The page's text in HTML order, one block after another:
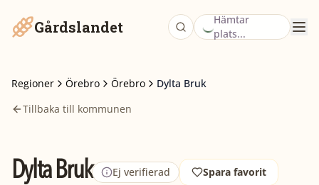
Gårdslandet
Hämtar
plats...
Regioner Örebro Örebro
Dylta Bruk
Tillbaka till kommunen
Dylta Bruk Ej verifierad Spara favorit